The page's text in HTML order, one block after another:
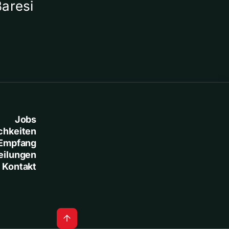
Jobs
Kontakt